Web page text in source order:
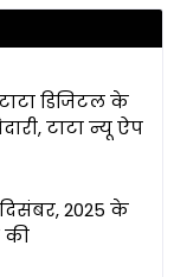
डिजिटल के
टाटा न्यू ऐप
2025 के
की